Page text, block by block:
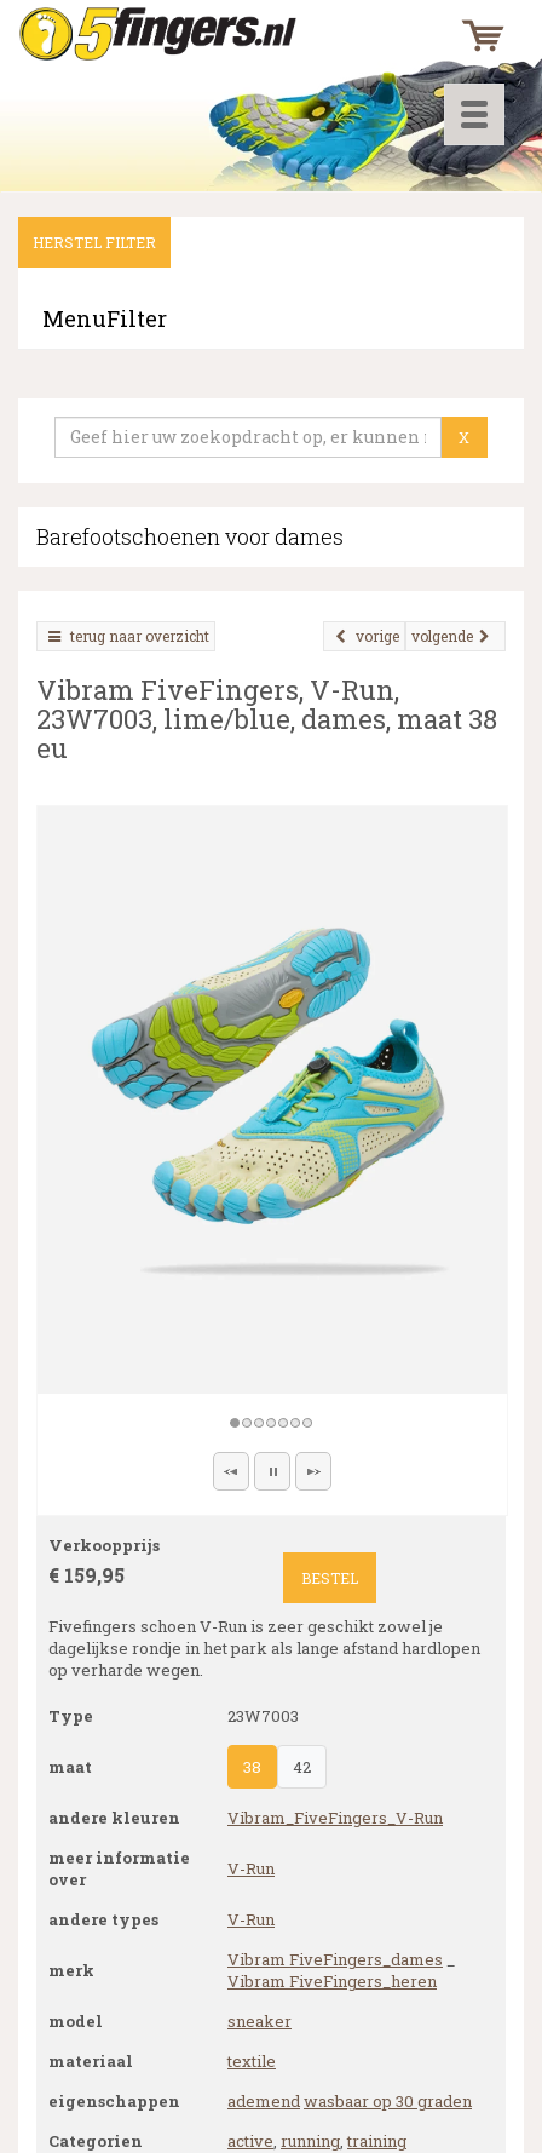
Toggle
▼
▼
HERSTEL FILTER
MenuFilter
X
Barefootschoenen voor dames
terug naar overzicht volgende
vorige
Vibram FiveFingers, V-Run,
23W7003, lime/blue, dames, maat 38
eu
Verkoopprijs
€ 159,95 BESTEL
Fivefingers schoen V-Run is zeer geschikt zowel je
dagelijkse rondje in het park als lange afstand hardlopen
op verharde wegen.
Type 23W7003
maat 38 42
andere kleuren
Vibram_FiveFingers_V-Run
meer informatie
over
V-Run
andere types V-Run
merk Vibram FiveFingers_dames
Vibram FiveFingers_heren
model
sneaker
materiaal
textile
eigenschappen
ademendwasbaar op 30 graden
Categorien
active, running,training